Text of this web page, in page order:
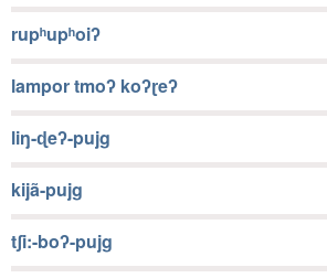
rupʰupʰoiʔ
lampor tmoʔ koʔɽeʔ
liŋ-ɖeʔ-pujg
kijã-pujg
tʃi:-boʔ-pujg